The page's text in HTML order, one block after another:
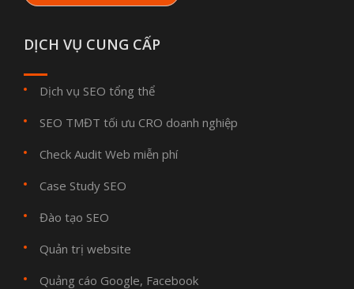
DỊCH VỤ CUNG CẤP
Dịch vụ SEO tổng thể
SEO TMĐT tối ưu CRO doanh nghiệp
Check Audit Web miễn phí
Case Study SEO
Đào tạo SEO
Quản trị website
Quảng cáo Google, Facebook